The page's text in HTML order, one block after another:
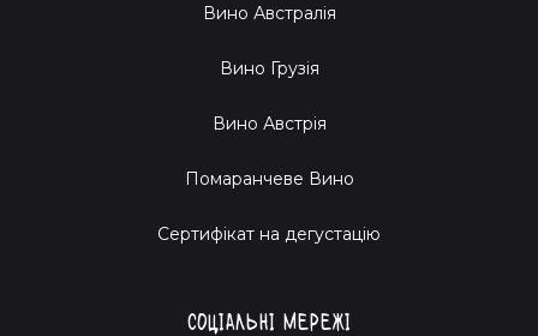
Вино Австралія
Вино Грузія
Вино Австрія
Помаранчеве Вино
Cертифікат на дегустацію
Соціальні мережі